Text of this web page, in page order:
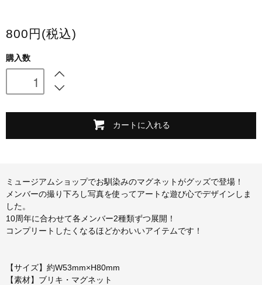
800円(税込)
購入数
カートに入れる
ミュージアムショップでお馴染みのマグネットがグッズで登場！
メンバーの撮り下ろし写真を使ってアートな遊び心でデザインしま
した。
10周年に合わせて各メンバー2種類ずつ展開！
コンプリートしたくなるほどかわいいアイテムです！
【サイズ】約W53mm×H80mm
【素材】ブリキ・マグネット